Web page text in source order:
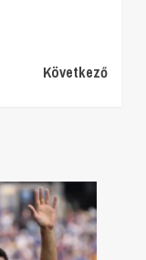
Következő